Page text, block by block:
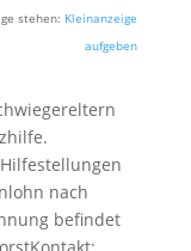
stehen: Kleinanzeige
aufgeben
nach
befindet